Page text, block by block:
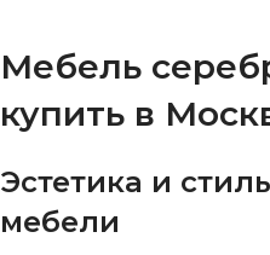
Мебель
купить в
Эстетика и
мебели